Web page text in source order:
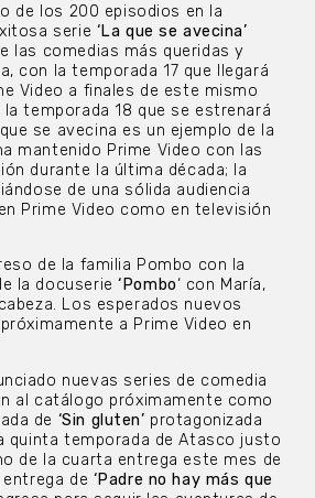
de los 200 episodios en la
serie ‘La que se avecina’
las comedias más queridas y
con la temporada 17 que llegará
Video a finales de este mismo
temporada 18 que se estrenará
se avecina es un ejemplo de la
mantenido Prime Video con las
durante la última década; la
de una sólida audiencia
Prime Video como en televisión
de la familia Pombo con la
la docuserie‘Pombo‘ con María,
Los esperados nuevos
a Prime Video en
nuevas series de comedia
al catálogo próximamente como
de ‘Sin gluten’ protagonizada
quinta temporada de Atasco justo
de la cuarta entrega este mes de
de ‘Padre no hay más que